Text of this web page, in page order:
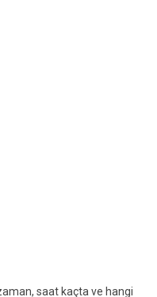
saat kaçta ve hangi